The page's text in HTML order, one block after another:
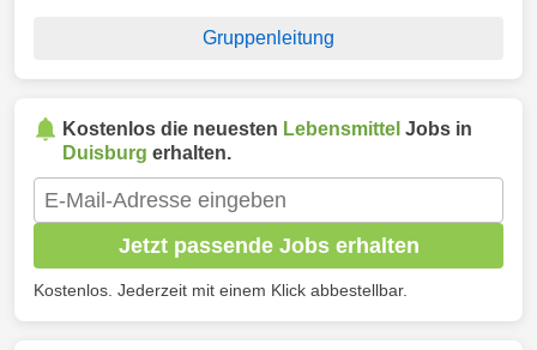
Gruppenleitung
Kostenlos die neuesten Lebensmittel Jobs in
Duisburg erhalten.
Jetzt passende Jobs erhalten
Kostenlos. Jederzeit mit einem Klick abbestellbar.